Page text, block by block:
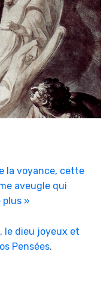
la voyance, cette
aveugle qui
plus »
le dieu joyeux et
Pensées.